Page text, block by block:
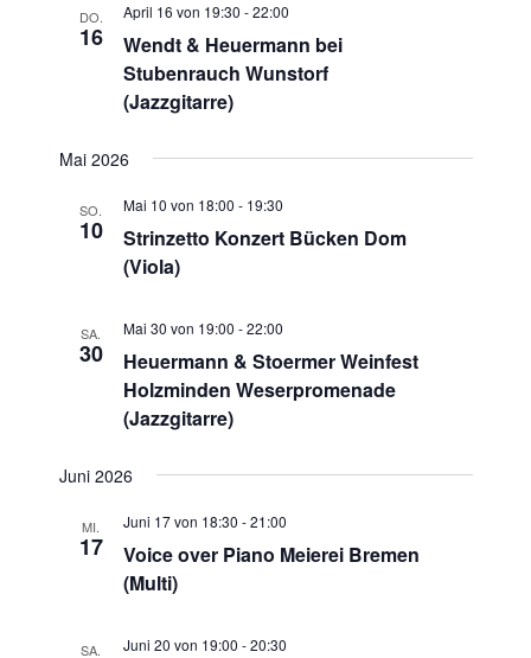
DO.
16
Wendt & Heuermann bei
Stubenrauch Wunstorf
(Jazzgitarre)
April 16 von 19:30 -22:00
Mai 2026
SO.
10
Strinzetto Konzert Bücken Dom
(Viola)
Mai 10 von 18:00 - 19:30
SA.
30
Heuermann & Stoermer Weinfest
Holzminden Weserpromenade
(Jazzgitarre)
Mai 30 von 19:00 -22:00
Juni 2026
MI.
17
Voice over Piano Meierei Bremen
(Multi)
Juni 17 von 18:30 -21:00
SA. Juni 20 von 19:00 -20:30